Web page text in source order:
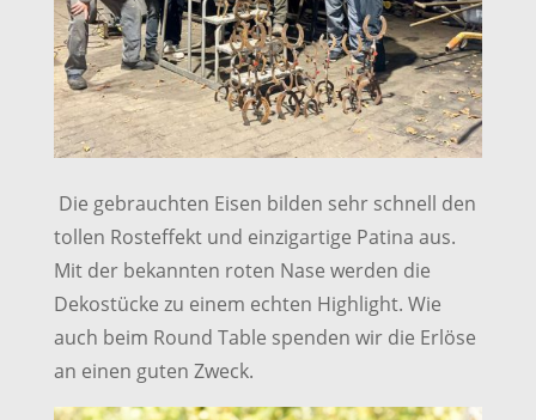
Die gebrauchten Eisen bilden sehr schnell den
tollen Rosteffekt und einzigartige Patina aus.
Mit der bekannten roten Nase werden die
Dekostücke zu einem echten Highlight. Wie
auch beim Round Table spenden wir die Erlöse
an einen guten Zweck.